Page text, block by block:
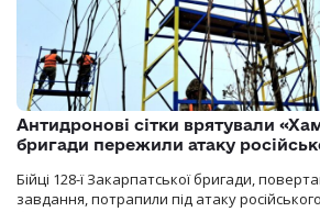
Антидронові сітки врятували
бригади пережили атаку
Бійці 128-ї Закарпатської бригади,
завдання, потрапили під атаку